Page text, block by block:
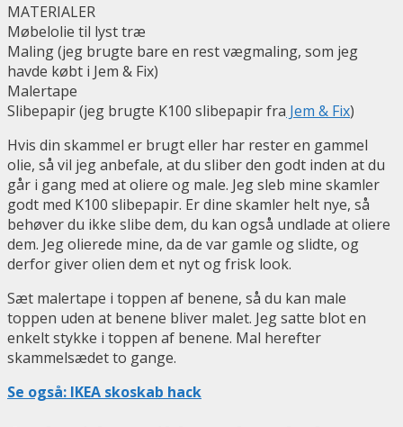
MATERIALER
Møbelolie til lyst træ
Maling (jeg brugte bare en rest vægmaling, som jeg
havde købt i Jem & Fix)
Malertape
Slibepapir (jeg brugte K100 slibepapir fra Jem & Fix)
Hvis din skammel er brugt eller har rester en gammel
olie, så vil jeg anbefale, at du sliber den godt inden at du
går i gang med at oliere og male. Jeg sleb mine skamler
godt med K100 slibepapir. Er dine skamler helt nye, så
behøver du ikke slibe dem, du kan også undlade at oliere
dem. Jeg olierede mine, da de var gamle og slidte, og
derfor giver olien dem et nyt og frisk look.
Sæt malertape i toppen af benene, så du kan male
toppen uden at benene bliver malet. Jeg satte blot en
enkelt stykke i toppen af benene. Mal herefter
skammelsædet to gange.
Se også: IKEA skoskab hack